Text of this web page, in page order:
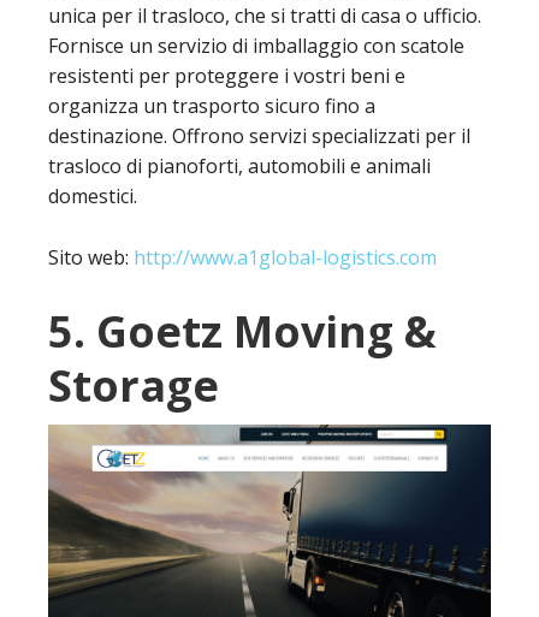
unica per il trasloco, che si tratti di casa o ufficio.
Fornisce un servizio di imballaggio con scatole
resistenti per proteggere i vostri beni e
organizza un trasporto sicuro fino a
destinazione. Offrono servizi specializzati per il
trasloco di pianoforti, automobili e animali
domestici.
Sito web: http://www.a1global-logistics.com
5. Goetz Moving &
Storage